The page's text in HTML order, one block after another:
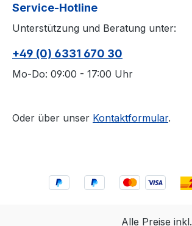
Service-Hotline
Unterstützung und Beratung unter:
+49 (0) 6331 670 30
Mo-Do: 09:00 - 17:00 Uhr
Oder über unser Kontaktformular.
Alle Preise